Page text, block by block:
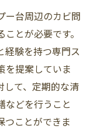
ー台周辺のカビ問
とが必要です。
経験を持つ専門ス
を提案していま
して、定期的な清
などを行うこと
つことができま